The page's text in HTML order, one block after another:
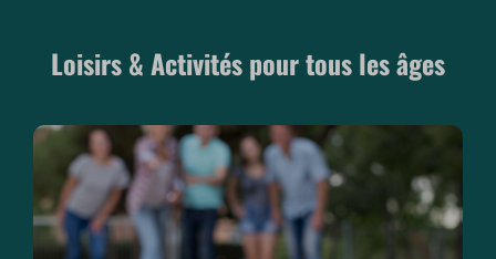
Loisirs & Activités pour tous les âges